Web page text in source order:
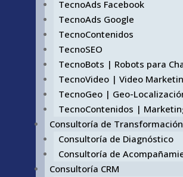
TecnoAds Facebook
TecnoAds Google
TecnoContenidos
TecnoSEO
TecnoBots | Robots para
TecnoVideo | Video
TecnoGeo | Geo-
TecnoContenidos |
Consultoría de
Consultoría de Diagnóstico
Consultoría de
Consultoría CRM